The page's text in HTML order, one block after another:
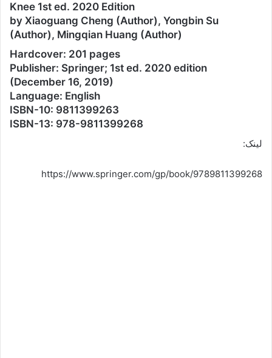
Knee 1st ed. 2020 Edition
by Xiaoguang Cheng (Author), Yongbin Su
(Author), Mingqian Huang (Author)
Hardcover: 201 pages
Publisher: Springer; 1st ed. 2020 edition
(December 16, 2019)
Language: English
ISBN-10: 9811399263
ISBN-13: 978-9811399268
لینک:
https://www.springer.com/gp/book/9789811399268